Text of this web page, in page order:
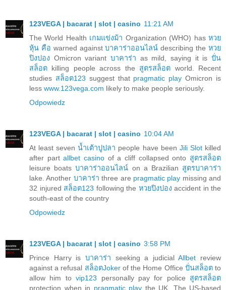
123VEGA | bacarat | slot | casino 11:21 AM
The World Health เกมแข่งม้า Organization (WHO) hasหวย
หุ้น คือ warned againstบาคาร่าออนไลน์ describing theหวย
ปิงปอง Omicron variant บาคาร่า as mild, saying it is ปั่น
สล็อต killing people across the สูตรสล็อต world. Recent
studies สล็อต123 suggest that pragmatic play Omicron is
less www.123vega.com likely to make people seriously.
Odpowiedz
123VEGA | bacarat | slot | casino 10:04 AM
At least sevenน้ำเต้าปูปลา people have been Jili Slotkilled
after partallbet casino of a cliff collapsed onto สูตรสล็อต
leisure boatsบาคาร่าออนไลน์ on a Brazilian สูตรบาคาร่า
lake. Another บาคาร่า three are pragmatic play missing and
32 injured สล็อต123 following the หวยปิงปอง accident in the
south-east of the country
Odpowiedz
123VEGA | bacarat | slot | casino 3:58 PM
Prince Harry is บาคาร่า seeking a judicialAllbet review
against a refusal สล็อตJokerof the Home Office ปั่นสล็อตto
allow him tovip123 personally pay for police สูตรสล็อต
protection when in pragmatic play the UK. The US-based